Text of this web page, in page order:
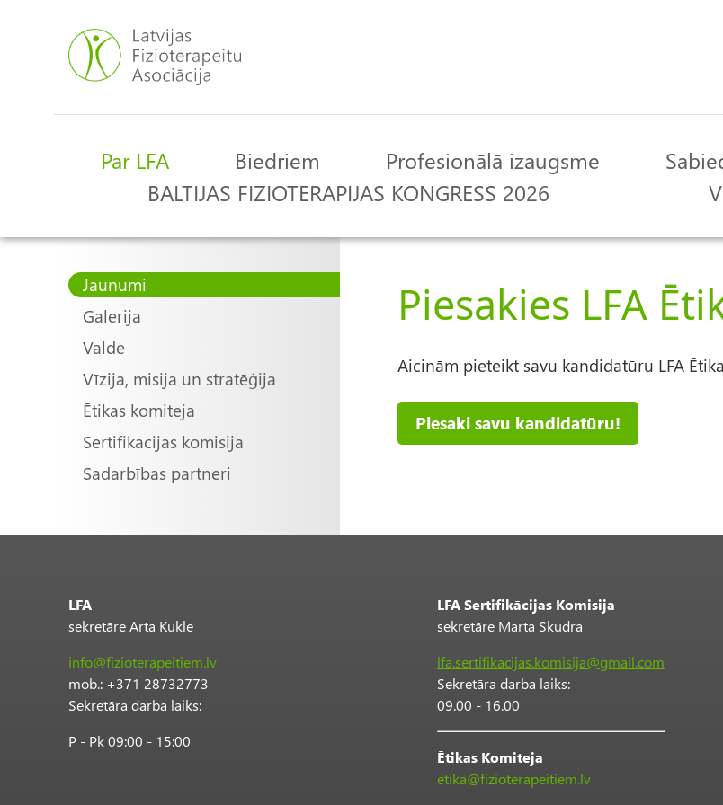
Main
Par LFA Biedriem Profesionālā izaugsme
BALTIJAS FIZIOTERAPIJAS KONGRESS 2026
Main
navigation
Jaunumi
Galerija
Valde
Vīzija, misija un stratēģija
Ētikas komiteja
Sertifikācijas komisija
Sadarbības partneri
Piesakies LFA
Aicinām pieteikt savu kandidatūru LFA
Piesaki savu kandidatūru!
LFA
sekretāre Arta Kukle
info@fizioterapeitiem.lv
mob.: +371 28732773
Sekretāra darba laiks:
P - Pk 09:00 - 15:00
LFA Sertifikācijas Komisija
sekretāre Marta Skudra
lfa.sertifikacijas.komisija@gmail.com
Sekretāra darba laiks:
09.00 - 16.00
Ētikas Komiteja
etika@fizioterapeitiem.lv